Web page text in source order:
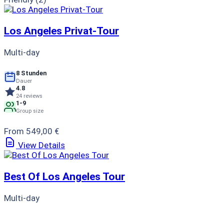
Los Angeles Privat-Tour
Multi-day
8 Stunden
Dauer
4.8
24 reviews
1-9
Group size
From 549,00 €
View Details
Best Of Los Angeles Tour
Multi-day